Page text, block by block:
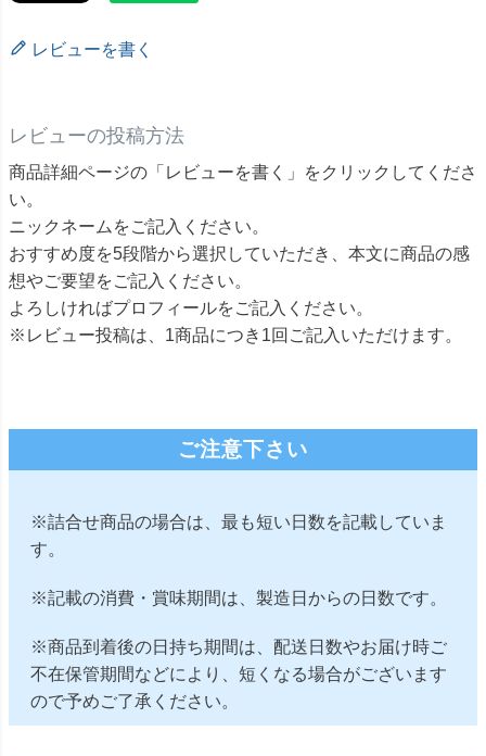
レビューを書く
レビューの投稿方法
商品詳細ページの「レビューを書く」をクリックしてくださ
い。
ニックネームをご記入ください。
おすすめ度を5段階から選択していただき、本文に商品の感
想やご要望をご記入ください。
よろしければプロフィールをご記入ください。
※レビュー投稿は、1商品につき1回ご記入いただけます。
ご注意下さい
※詰合せ商品の場合は、最も短い日数を記載していま
す。
※記載の消費・賞味期間は、製造日からの日数です。
※商品到着後の日持ち期間は、配送日数やお届け時ご
不在保管期間などにより、短くなる場合がございます
ので予めご了承ください。